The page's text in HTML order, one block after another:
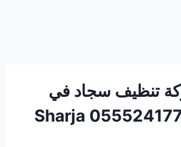
تنظيف سجاد في
عجمان 0555241770 Sharja